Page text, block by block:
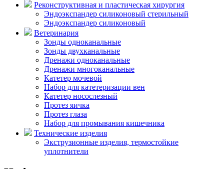
Реконструктивная и пластическая хирургия
Эндоэкспандер силиконовый стерильный
Эндоэкспандер силиконовый
Ветеринария
Зонды одноканальные
Зонды двухканальные
Дренажи одноканальные
Дренажи многоканальные
Катетер мочевой
Набор для катетеризации вен
Катетер носослезный
Протез яичка
Протез глаза
Набор для промывания кишечника
Технические изделия
Экструзионные изделия, термостойкие
уплотнители